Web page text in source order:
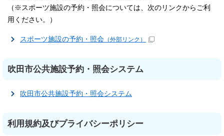
（※スポーツ施設の予約・照会については、次のリンクからご利
用ください。）
スポーツ施設の予約・照会 （外部リンク）
吹田市公共施設予約・照会システム
吹田市公共施設予約・照会システム
利用規約及びプライバシーポリシー